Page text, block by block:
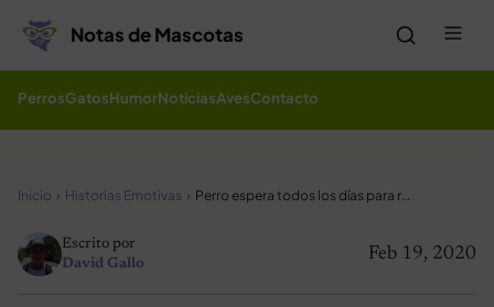
Notas de Mascotas
PerrosGatosHumorNoticiasAvesContacto
Inicio Historias Emotivas Perro espera todos los días para recibir un abrazo de su cartero favorito
Feb 19, 2020
Escrito por
David Gallo